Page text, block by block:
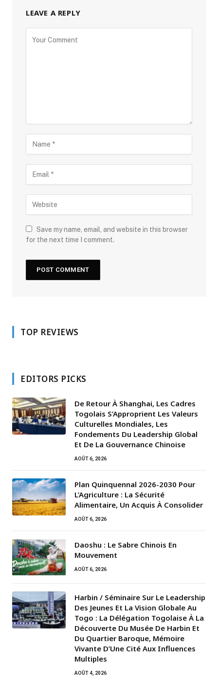
LEAVE A REPLY
Save my name, email, and website in this browser
for the next time I comment.
TOP REVIEWS
EDITORS PICKS
De Retour À Shanghai, Les Cadres
Togolais S’Approprient Les Valeurs
Culturelles Mondiales, Les
Fondements Du Leadership Global
Et De La Gouvernance Chinoise
AOÛT 6, 2026
Plan Quinquennal 2026-2030 Pour
L’Agriculture : La Sécurité
Alimentaire, Un Acquis À Consolider
AOÛT 6, 2026
Daoshu : Le Sabre Chinois En
Mouvement
AOÛT 6, 2026
Harbin / Séminaire Sur Le Leadership
Des Jeunes Et La Vision Globale Au
Togo : La Délégation Togolaise À La
Découverte Du Musée De Harbin Et
Du Quartier Baroque, Mémoire
Vivante D’Une Cité Aux Influences
Multiples
AOÛT 4, 2026